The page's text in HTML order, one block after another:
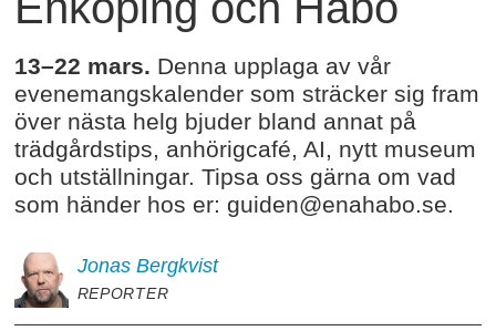
13–22 mars. Denna upplaga av vår
evenemangskalender som sträcker sig fram
över nästa helg bjuder bland annat på
trädgårdstips, anhörigcafé, AI, nytt museum
och utställningar. Tipsa oss gärna om vad
som händer hos er: guiden@enahabo.se.
Jonas Bergkvist
REPORTER